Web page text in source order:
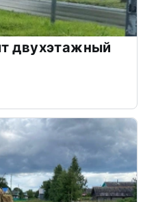
двухэтажный